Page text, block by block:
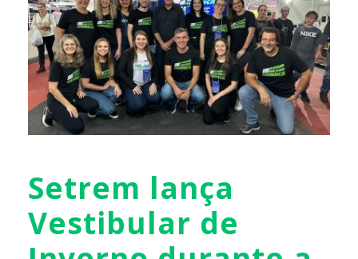
Setrem lança
Vestibular de